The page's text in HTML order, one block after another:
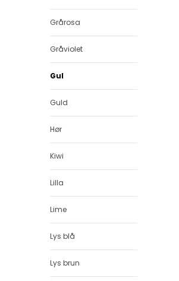
Grårosa
Gråviolet
Gul
Guld
Hør
Kiwi
Lilla
Lime
Lys blå
Lys brun